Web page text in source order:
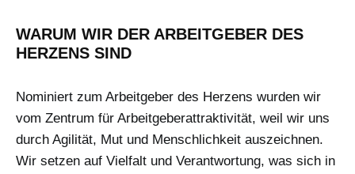
WARUM WIR DER ARBEITGEBER DES
HERZENS SIND
Nominiert zum Arbeitgeber des Herzens wurden wir
vom Zentrum für Arbeitgeberattraktivität, weil wir uns
durch Agilität, Mut und Menschlichkeit auszeichnen.
Wir setzen auf Vielfalt und Verantwortung, was sich in